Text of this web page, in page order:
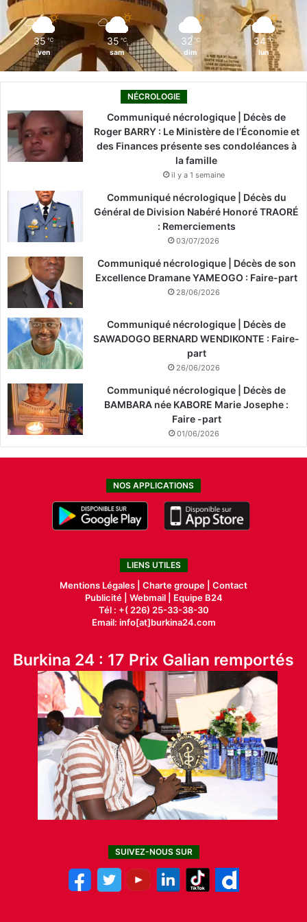
35 ℃
ven
35 ℃
sam
32 ℃
dim
34 ℃
lun
NÉCROLOGIE
Communiqué nécrologique | Décès de
Roger BARRY : Le Ministère de l’Économie et
des Finances présente ses condoléances à
la famille
il y a 1 semaine
Communiqué nécrologique | Décès du
Général de Division Nabéré Honoré TRAORÉ
: Remerciements
03/07/2026
Communiqué nécrologique | Décès de son
Excellence Dramane YAMEOGO : Faire-part
28/06/2026
Communiqué nécrologique | Décès de
SAWADOGO BERNARD WENDIKONTE : Faire-
part
26/06/2026
Communiqué nécrologique | Décès de
BAMBARA née KABORE Marie Josephe :
Faire -part
01/06/2026
NOS APPLICATIONS
LIENS UTILES
Mentions Légales | Charte groupe | Contact
Publicité| Webmail |
Equipe B24
Tél : +( 226) 25-33-38-30
Email: info[at]burkina24.com
Burkina 24 : 17 Prix Galian remportés
SUIVEZ-NOUS SUR